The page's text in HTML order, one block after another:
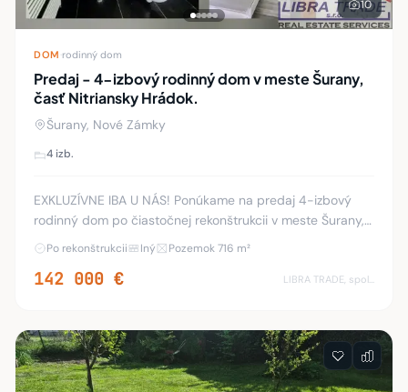
10
DOM rodinný dom
Predaj - 4-izbový rodinný dom v meste Šurany,
časť Nitriansky Hrádok.
Šurany, Nové Zámky
4 izb.
EXKLUZÍVNE IBA U NÁS! Ponúkame na predaj 4-izbový
rodinný dom po čiastočnej rekonštrukcii v meste Šurany,
časť Nitriansky Hrádok. Nehnuteľnosť sa nachádza na
pozemku s výmerou 716 m² a disponuje úžit
Po rekonštrukcii Iný Pozemok 716 m²
142 000 €